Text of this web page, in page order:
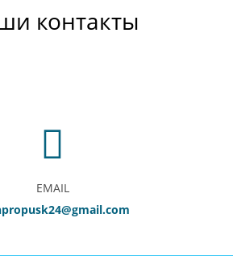
контакты
EMAIL